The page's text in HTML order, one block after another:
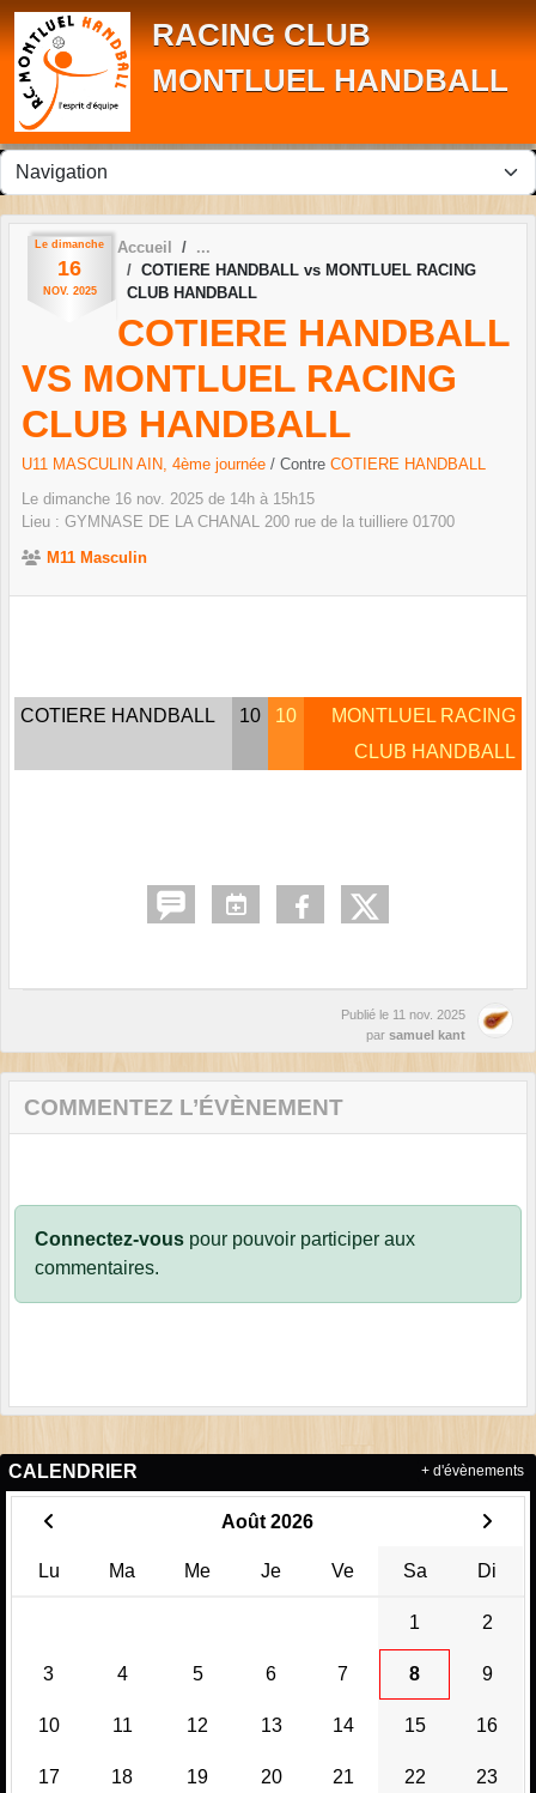
RACING CLUB
MONTLUEL HANDBALL
Le dimanche
16
NOV. 2025
Accueil
COTIERE HANDBALL vs MONTLUEL RACING
CLUB HANDBALL
COTIERE HANDBALL
VS MONTLUEL RACING
CLUB HANDBALL
U11 MASCULIN AIN, 4ème journée / Contre COTIERE HANDBALL
Le dimanche 16 nov. 2025 de 14h à 15h15
Lieu : GYMNASE DE LA CHANAL 200 rue de la tuilliere 01700
M11 Masculin
COTIERE HANDBALL 10 10
MONTLUEL RACING
CLUB HANDBALL
Publié le 11 nov. 2025
par samuel kant
COMMENTEZ L’ÉVÈNEMENT
Connectez-vous pour pouvoir participer aux
commentaires.
CALENDRIER
Août 2026
Lu Ma Me Je Ve Sa Di
1 2
3 4 5 6 7 8 9
10 11 12 13 14 15 16
17 18 19 20 21 22 23
+ d'évènements
Panneau de gestion des cookies